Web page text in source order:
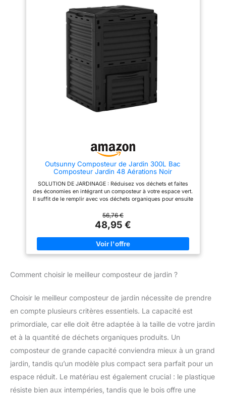
thermique intelligent: Sa couleur
noire permet un développement
thermique optimal à l'intérieur
pendant l'ensoleillement. Les
trous d'aération à la surface du
composteur favorisent la
décomposition naturelle des
déchets Résistance éprouvée:
Conçu en polypropylène, un
matériau connu pour sa
résistance, ce composteur est
également résistant aux
intempéries et aux rayons UV,
garantissant ainsi sa durabilité
permettant de s'adapter à
différents espaces. Sa couleur
noire ajoute une touche
d'élégance à votre jardin
rapidement à l’intérieur. De
plus, des trous d'air à la
surface du composteur peuvent
permettre à l'air de pénétrer, ce
FACILE : Notre composteur peut
minutes. Vous n’avez pas
besoin d’utiliser d’outils. Une
notice de montage claire et
simple est fournie dans le
carton. Vous pourrez ainsi le
CARACTÉRISTIQUE : Matériaux
– Polypropylène (résistant aux
Capacité–300L ; Dimensions–
58 * 58 * 80 (cm)
Outsunny Composteur de Jardin 300L Bac
Composteur Jardin 48 Aérations Noir
SOLUTION DE JARDINAGE : Réduisez vos déchets et faites
des économies en intégrant un composteur à votre espace vert.
Il suffit de le remplir avec vos déchets organiques pour ensuite
ces résidus SYSTÈME CIRCULATOIRE : Ce composteur de
jardin est équipé de douze aérations par côté (soit un total de
48), optimisant ainsi la circulation de l'air et l'absorption
d'oxygène pour une fermentation très efficace COUVERCLE À
CLIPSER : Protège efficacement contre les petites bêtes
indésirables et les intempéries, en évitant que le vent ne
GRANDE CAPACITÉ : Avec une capacité de 300 litres, ce
l'efficacité du compostage et de la fermentation
Dimensions totales : 60,5L x 60,5l x 81,5H cm ; - Capacité :
56,76 €
48,95 €
Comment choisir le meilleur composteur de jardin ?
Choisir le meilleur composteur de jardin nécessite de prendre
en compte plusieurs critères essentiels. La capacité est
primordiale, car elle doit être adaptée à la taille de votre jardin
et à la quantité de déchets organiques produits. Un
composteur de grande capacité conviendra mieux à un grand
jardin, tandis qu’un modèle plus compact sera parfait pour un
espace réduit. Le matériau est également crucial : le plastique
résiste bien aux intempéries, tandis que le bois offre une